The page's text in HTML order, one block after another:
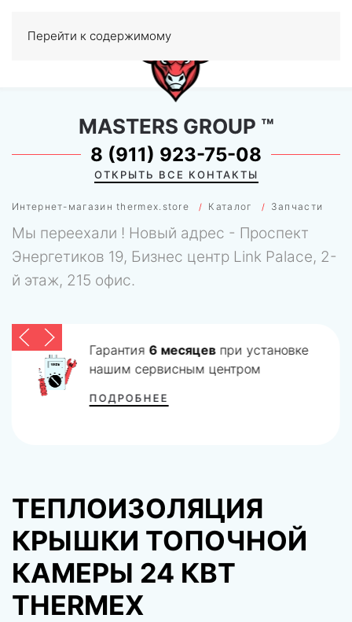
Перейти к содержимому
0
Интернет-магазин thermex.store Каталог Запчасти
MASTERS GROUP ™
8 (911) 923-75-08
ОТКРЫТЬ ВСЕ КОНТАКТЫ
Мы переехали ! Новый адрес - Проспект
Энергетиков 19, Бизнес центр Link Palace, 2-
й этаж, 215 офис.
Гарантия 6 месяцевпри установке
нашим сервисным центром
ПОДРОБНЕЕ
ТЕПЛОИЗОЛЯЦИЯ
КРЫШКИ ТОПОЧНОЙ
КАМЕРЫ 24 КВТ
THERMEX